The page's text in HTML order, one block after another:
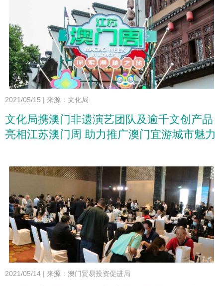
2021/05/15 | 来源：文化局
文化局携澳门非遗演艺团队及逾千文创产品
亮相江苏澳门周 助力推广澳门宜游城市魅力
2021/05/14 | 来源：澳门贸易投资促进局